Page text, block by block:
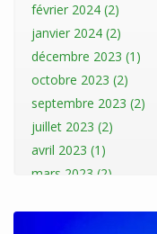
février 2024 (2)
janvier 2024 (2)
décembre 2023 (1)
octobre 2023 (2)
septembre 2023 (2)
juillet 2023 (2)
avril 2023 (1)
mars 2023 (2)